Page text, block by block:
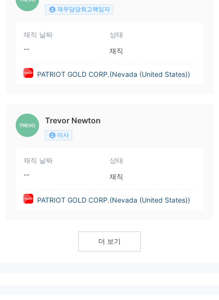
재무담당최고책임자
재직 날짜
--
상태
재직
PATRIOT GOLD CORP.(Nevada (United States))
Trevor Newton
이사
재직 날짜
--
상태
재직
PATRIOT GOLD CORP.(Nevada (United States))
더 보기